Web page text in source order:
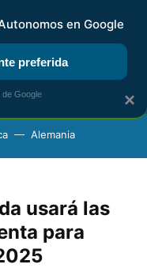
DIGITAL RENTA
Alemania
usará las
para
×
en Google
preferida
Google